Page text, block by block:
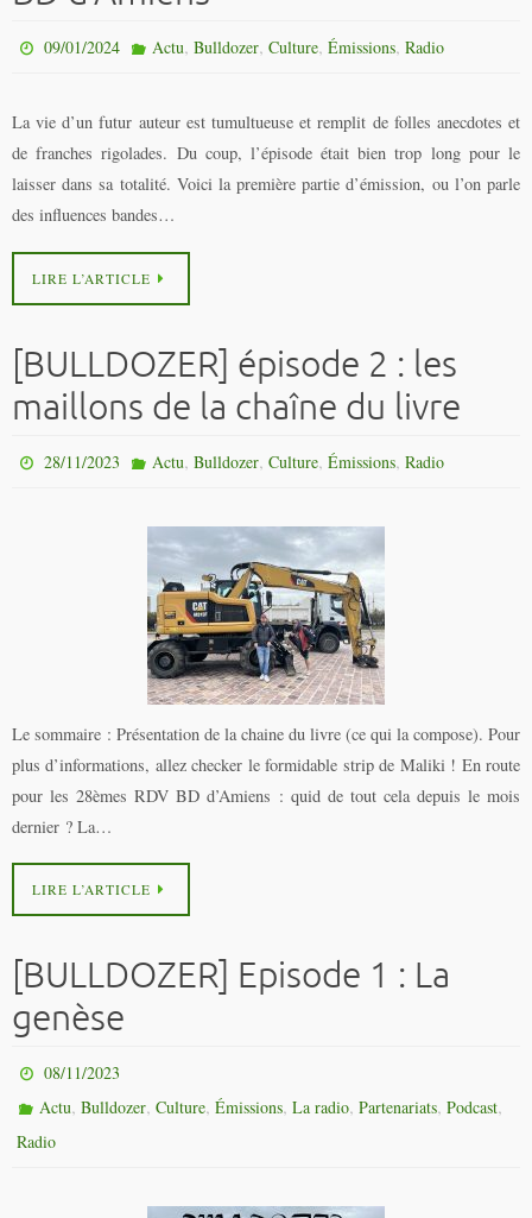
09/01/2024 Actu, Bulldozer, Culture, Émissions, Radio
La vie d’un futur auteur est tumultueuse et remplit de folles anecdotes et
de franches rigolades. Du coup, l’épisode était bien trop long pour le
laisser dans sa totalité. Voici la première partie d’émission, ou l’on parle
des influences bandes…
LIRE L’ARTICLE
[BULLDOZER] épisode 2 : les
maillons de la chaîne du livre
28/11/2023 Actu, Bulldozer, Culture, Émissions, Radio
Le sommaire : Présentation de la chaine du livre (ce qui la compose). Pour
plus d’informations, allez checker le formidable strip de Maliki ! En route
pour les 28èmes RDV BD d’Amiens : quid de tout cela depuis le mois
dernier ? La…
LIRE L’ARTICLE
[BULLDOZER] Episode 1 : La
genèse
08/11/2023
Actu,Bulldozer,Culture,Émissions,La radio,Partenariats,Podcast,
Radio